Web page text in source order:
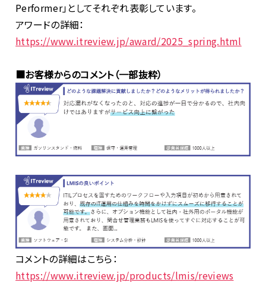
Performer」としてそれぞれ表彰しています。
アワードの詳細：
https://www.itreview.jp/award/2025_spring.html
■お客様からのコメント（一部抜粋）
コメントの詳細はこちら：
https://www.itreview.jp/products/lmis/reviews